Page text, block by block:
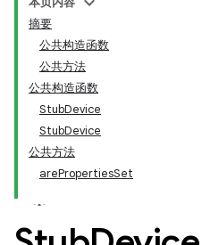
摘要
公共构造函数
公共方法
公共构造函数
StubDevice
StubDevice
公共方法
arePropertiesSet